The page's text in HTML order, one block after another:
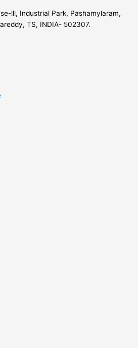
lll, Industrial Park, Pashamylaram,
TS, INDIA- 502307.